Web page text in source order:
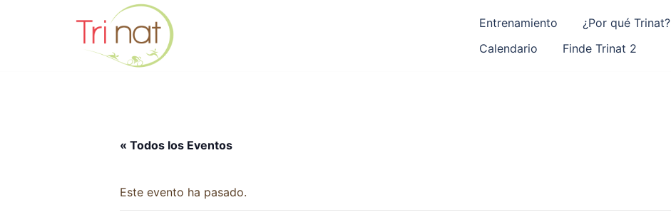
Entrenamiento ¿Por qué Trinat?
Calendario
Finde Trinat 2
« Todos los Eventos
Este evento ha pasado.